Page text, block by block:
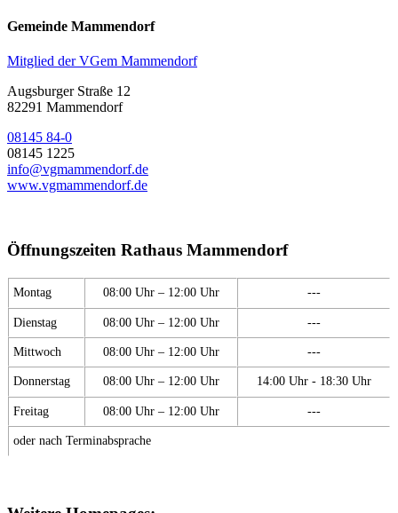
Gemeinde Mammendorf
Mitglied der VGem Mammendorf
Augsburger Straße 12
82291 Mammendorf
08145 84-0
08145 1225
info@vgmammendorf.de
www.vgmammendorf.de
Öffnungszeiten Rathaus Mammendorf
Montag 08:00 Uhr – 12:00 Uhr ---
Dienstag 08:00 Uhr – 12:00 Uhr ---
Mittwoch 08:00 Uhr – 12:00 Uhr ---
Donnerstag 08:00 Uhr – 12:00 Uhr 14:00 Uhr - 18:30 Uhr
Freitag 08:00 Uhr – 12:00 Uhr ---
oder nach Terminabsprache